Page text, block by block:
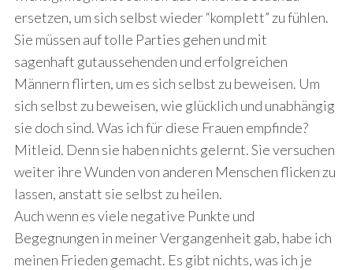
ersetzen, um sich selbst wieder “komplett” zu fühlen.
Sie müssen auf tolle Parties gehen und mit
sagenhaft gutaussehenden und erfolgreichen
Männern flirten, um es sich selbst zu beweisen. Um
sich selbst zu beweisen, wie glücklich und unabhängig
sie doch sind. Was ich für diese Frauen empfinde?
Mitleid. Denn sie haben nichts gelernt. Sie versuchen
weiter ihre Wunden von anderen Menschen flicken zu
lassen, anstatt sie selbst zu heilen.
Auch wenn es viele negative Punkte und
Begegnungen in meiner Vergangenheit gab, habe ich
meinen Frieden gemacht. Es gibt nichts, was ich je